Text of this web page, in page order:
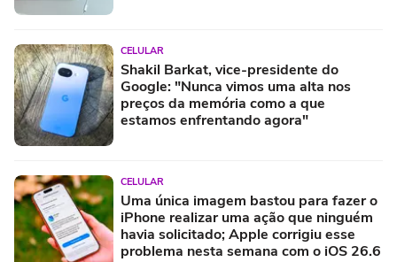
CELULAR
Shakil Barkat, vice-presidente do
Google: "Nunca vimos uma alta nos
preços da memória como a que
estamos enfrentando agora"
CELULAR
Uma única imagem bastou para fazer o
iPhone realizar uma ação que ninguém
havia solicitado; Apple corrigiu esse
problema nesta semana com o iOS 26.6